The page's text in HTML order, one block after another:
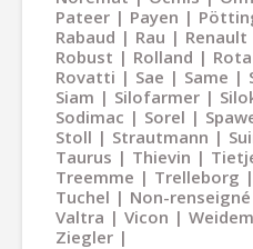
Pateer
Payen
Rabaud
Rau Renault
Robust
Rolland
Rovatti
Sae Same
Siam
Silofarmer
Sodimac
Sorel
Stoll
Strautmann
Taurus
Thievin
Treemme
Trelleborg
Tuchel
Non-renseigné
Valtra
Vicon
Ziegler